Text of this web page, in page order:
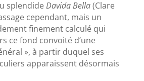
splendideDavida Bella(Clare
cependant, mais un
finement calculé qui
ce fond convoité d’une
», à partir duquel ses
apparaissent désormais